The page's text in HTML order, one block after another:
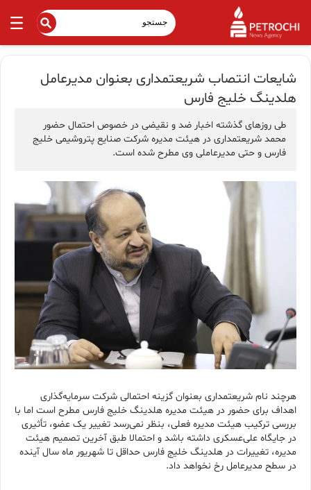
شایعات انتصاب شریعتمداری بعنوان مدیرعامل
هلدینگ خلیج فارس
طی روزهای گذشته اخبار ضد و نقیضی در خصوص احتمال حضور
محمد شریعتمداری در هیئت مدیره شرکت صنایع پتروشیمی خلیج
فارس و حتی مدیرعاملی وی مطرح شده است.
هرچند نام شریعتمداری بعنوان گزینه احتمالی شرکت سرمایه‌گذاری
اهداف برای حضور در هیئت مدیره هلدینگ خلیج فارس مطرح است اما با
بررسی ترکیب هیئت مدیره فعلی، بنظر نمی‌رسد تغییر یک عضو، تأثیری
در جایگاه علی‌عسکری داشته باشد و احتمالا طبق آخرین تصمیم هیئت
مدیره، تغییرات در هلدینگ خلیج فارس حداقل تا شهریور ماه سال آینده
در سطح مدیرعامل رخ نخواهد داد.